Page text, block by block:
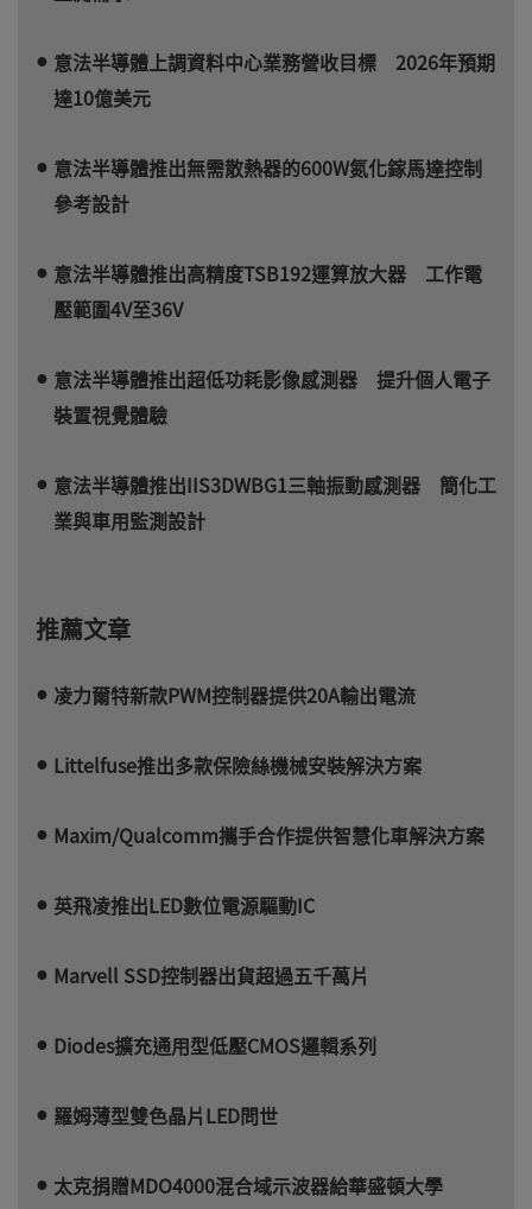
意法半導體上調資料中心業務營收目標 2026年預期
達10億美元
意法半導體推出無需散熱器的600W氮化鎵馬達控制
參考設計
意法半導體推出高精度TSB192運算放大器 工作電
壓範圍4V至36V
意法半導體推出超低功耗影像感測器 提升個人電子
裝置視覺體驗
意法半導體推出IIS3DWBG1三軸振動感測器 簡化工
業與車用監測設計
推薦文章
凌力爾特新款PWM控制器提供20A輸出電流
Littelfuse推出多款保險絲機械安裝解決方案
Maxim/Qualcomm攜手合作提供智慧化車解決方案
英飛凌推出LED數位電源驅動IC
Marvell SSD控制器出貨超過五千萬片
Diodes擴充通用型低壓CMOS邏輯系列
羅姆薄型雙色晶片LED問世
太克捐贈MDO4000混合域示波器給華盛頓大學